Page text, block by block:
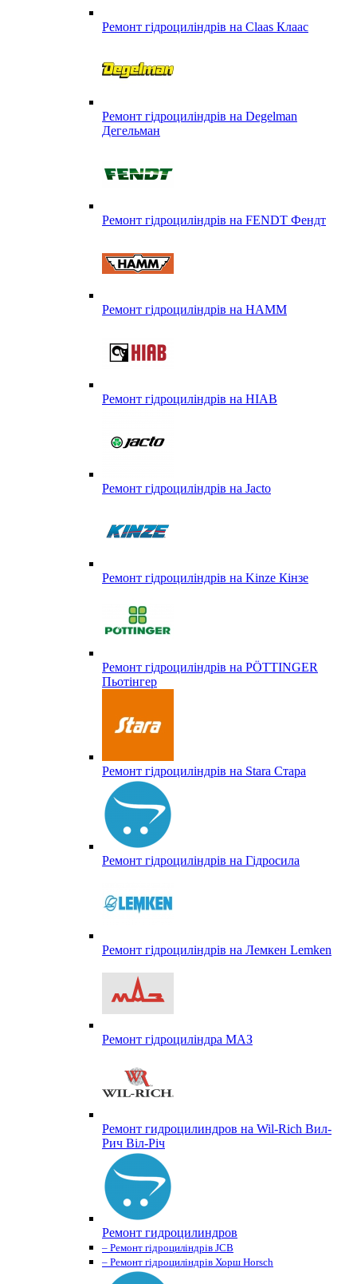
Ремонт гідроциліндрів на Claas Клаас
Ремонт гідроциліндрів на Degelman
Дегельман
Ремонт гідроциліндрів на FENDT Фендт
Ремонт гідроциліндрів на HAMM
Ремонт гідроциліндрів на HIAB
Ремонт гідроциліндрів на Jacto
Ремонт гідроциліндрів на Kinze Кінзе
Ремонт гідроциліндрів на PÖTTINGER
Пьотінгер
Ремонт гідроциліндрів на Stara Стара
Ремонт гідроциліндрів на Гідросила
Ремонт гідроциліндрів на Лемкен Lemken
Ремонт гідроциліндра МАЗ
Ремонт гидроцилиндров на Wil-Rich Вил-
Рич Віл-Річ
Ремонт гидроцилиндров
– Ремонт гідроциліндрів JCB
– Ремонт гідроциліндрів Хорш Horsch